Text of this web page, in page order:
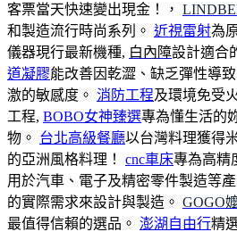
客票當天快速變出現金！，
和製造流行時尚系列。 近視雷射為
儀器現行最新機種, 白內障設計適合
道凝膠能改善因乾澀、缺乏彈性導
激的敏感度。 消防工程及環境免受
工程, BOBO女神臻選專為懂生活的
物。 台北高級餐廳以台灣料理獲得
的亞洲風格料理！ cnc車床專為高精
用於汽車、電子及精密零件製造等產
的實際需求來設計與製造。 GOGO
最值得信賴的選品。 澎湖自由行精